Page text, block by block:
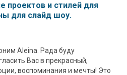
проектов и стилей для
для слайд шоу.
Aleina. Рада буду
Вас в прекрасный,
воспоминания и мечты! Это